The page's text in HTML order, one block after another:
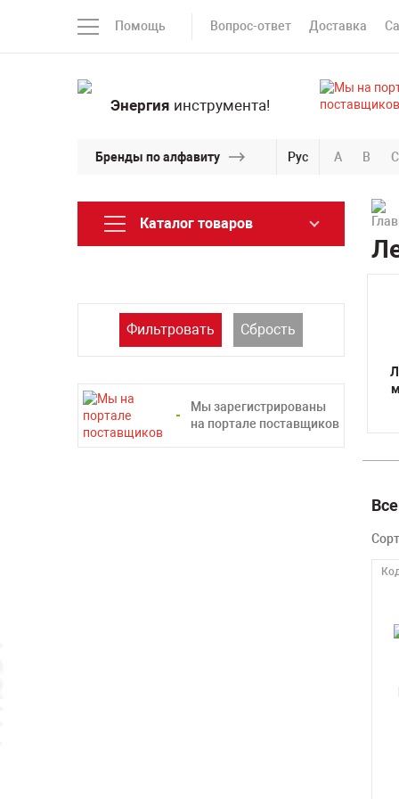
Помощь Вопрос-ответ Доставка
Энергия инструмента!
Бренды по алфавиту Рус A B C
Каталог товаров
Фильтровать Сбрость
Мы зарегистрированы
на портале поставщиков